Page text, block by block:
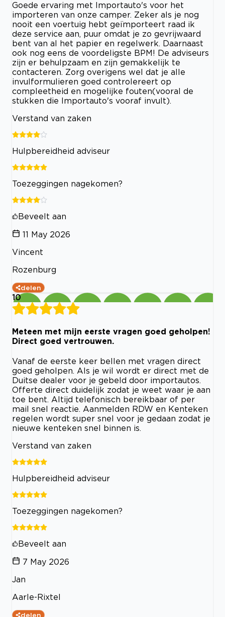
Goede ervaring met Importauto's voor het
importeren van onze camper. Zeker als je nog
nooit een voertuig hebt geïmporteert raad ik
deze service aan, puur omdat je zo gevrijwaard
bent van al het papier en regelwerk. Daarnaast
ook nog eens de voordeligste BPM! De adviseurs
zijn er behulpzaam en zijn gemakkelijk te
contacteren. Zorg overigens wel dat je alle
invulformulieren goed controlereert op
compleetheid en mogelijke fouten(vooral de
stukken die Importauto's vooraf invult).
Verstand van zaken
Hulpbereidheid adviseur
Toezeggingen nagekomen?
Beveelt aan
11 May 2026
Vincent
Rozenburg
delen
10
Meteen met mijn eerste vragen goed geholpen!
Direct goed vertrouwen.
Vanaf de eerste keer bellen met vragen direct
goed geholpen. Als je wil wordt er direct met de
Duitse dealer voor je gebeld door importautos.
Offerte direct duidelijk zodat je weet waar je aan
toe bent. Altijd telefonisch bereikbaar of per
mail snel reactie. Aanmelden RDW en Kenteken
regelen wordt super snel voor je gedaan zodat je
nieuwe kenteken snel binnen is.
Verstand van zaken
Hulpbereidheid adviseur
Toezeggingen nagekomen?
Beveelt aan
7 May 2026
Jan
Aarle-Rixtel
delen